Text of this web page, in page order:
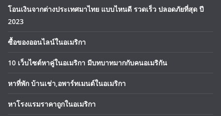
โอนเงินจากต่างประเทศมาไทย แบบไหนดี รวดเร็ว ปลอดภัยที่สุด ปี
2023
ซื้อของออนไลน์ในอเมริกา
10 เว็บไซต์หาคู่ในอเมริกา มีบทบาทมากกับคนอเมริกัน
หาที่พัก บ้านเช่า,อพาร์ทเมนต์ในอเมริกา
หาโรงแรมราคาถูกในอเมริกา